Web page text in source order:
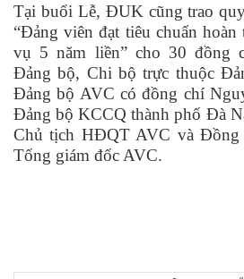
Tại buổi Lễ, ĐUK cũng trao
“Đảng viên đạt tiêu chuẩn hoàn
vụ 5 năm liền” cho 30 đồng
Đảng bộ, Chi bộ trực thuộc
Đảng bộ AVC có đồng chí
Đảng bộ KCCQ thành phố Đà
Chủ tịch HĐQT AVC và
Tổng giám đốc AVC.